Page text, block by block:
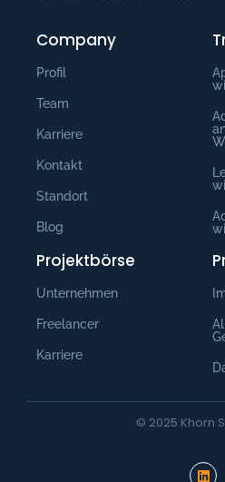
Company
Profil
Team
Karriere
Kontakt
Standort
Blog
Projektbörse
Unternehmen
Freelancer
Karriere
© 2025 Khorn